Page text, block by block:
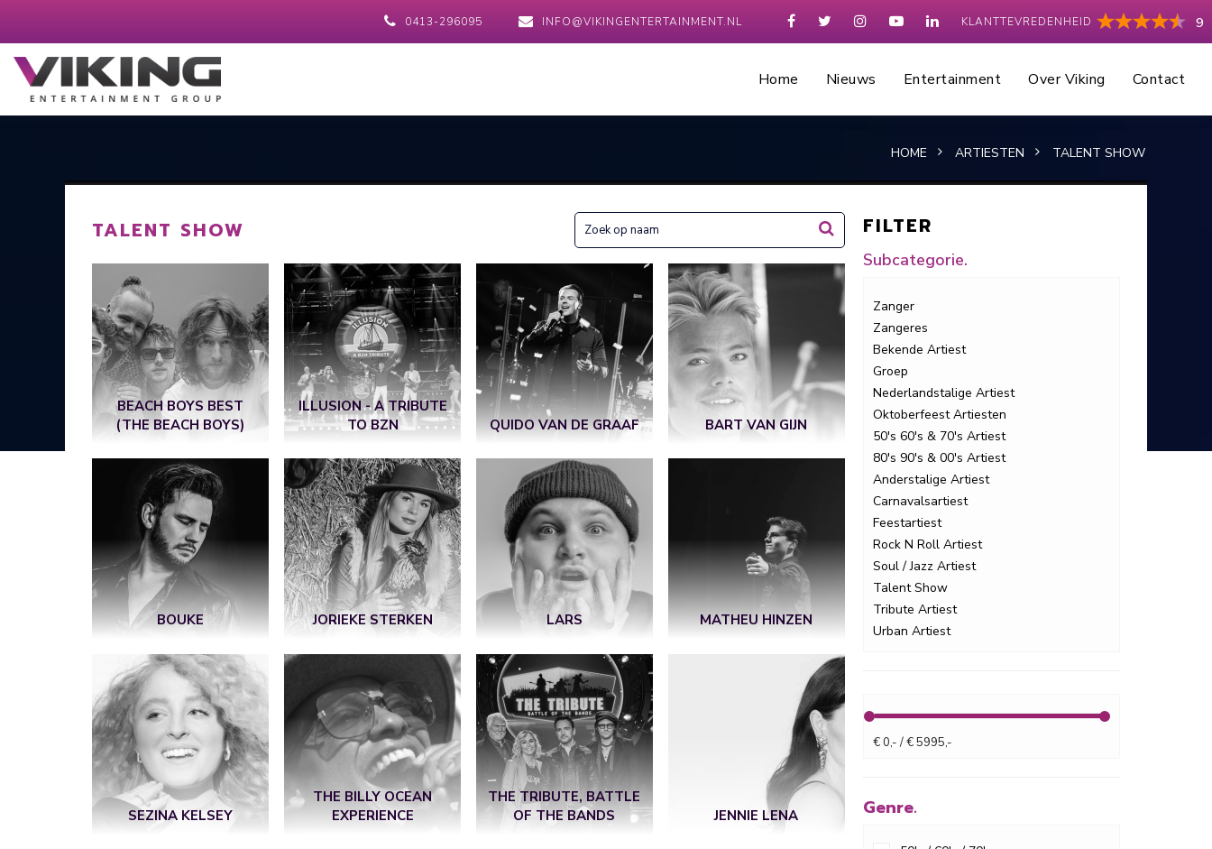
KLANTTEVREDENHEID 9
0413-296095 INFO@VIKINGENTERTAINMENT.NL
Home Nieuws Entertainment Over Viking Contact
HOME ARTIESTEN TALENT SHOW
TALENT SHOW
BEACH BOYS BEST
(THE BEACH BOYS)
ILLUSION - A TRIBUTE
TO BZN
QUIDO VAN DE GRAAF BART VAN GIJN
BOUKE JORIEKE STERKEN LARS MATHEU HINZEN
SEZINA KELSEY
THE BILLY OCEAN
EXPERIENCE
THE TRIBUTE, BATTLE
OF THE BANDS
JENNIE LENA
FILTER
Subcategorie.
Zanger
Zangeres
Bekende Artiest
Groep
Nederlandstalige Artiest
Oktoberfeest Artiesten
50's 60's & 70's Artiest
80's 90's & 00's Artiest
Anderstalige Artiest
Carnavalsartiest
Feestartiest
Rock N Roll Artiest
Soul / Jazz Artiest
Talent Show
Tribute Artiest
Urban Artiest
€ 0,- / € 5995,-
Genre.